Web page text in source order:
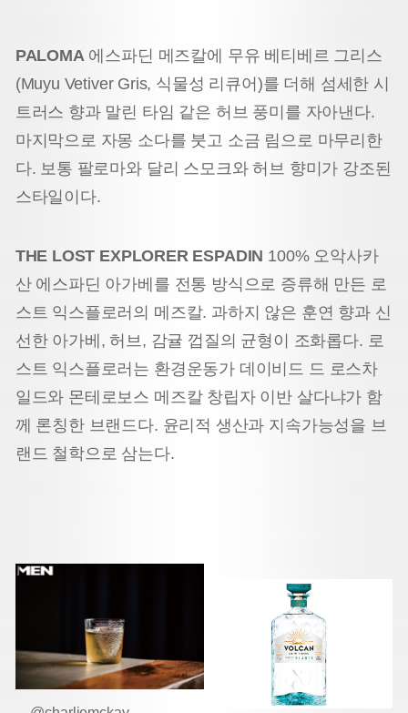
PALOMA에스파딘 메즈칼에 무유 베티베르 그리스
(Muyu Vetiver Gris, 식물성 리큐어)를 더해 섬세한 시
트러스 향과 말린 타임 같은 허브 풍미를 자아낸다.
마지막으로 자몽 소다를 붓고 소금 림으로 마무리한
다. 보통 팔로마와 달리 스모크와 허브 향미가 강조된
스타일이다.
THE LOST EXPLORER ESPADIN 100% 오악사카
산 에스파딘 아가베를 전통 방식으로 증류해 만든 로
스트 익스플로러의 메즈칼. 과하지 않은 훈연 향과 신
선한 아가베, 허브, 감귤 껍질의 균형이 조화롭다. 로
스트 익스플로러는 환경운동가 데이비드 드 로스차
일드와 몬테로보스 메즈칼 창립자 이반 살다냐가 함
께 론칭한 브랜드다. 윤리적 생산과 지속가능성을 브
랜드 철학으로 삼는다.